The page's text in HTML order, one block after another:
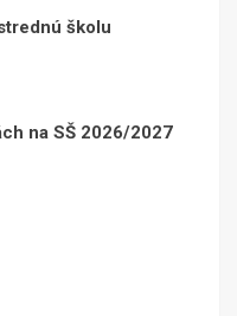
školu
na SŠ 2026/2027